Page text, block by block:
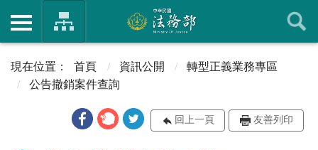
首頁 資訊公開
轉型正義業務專區
公告撤銷案件查詢
回上一頁 友善列印